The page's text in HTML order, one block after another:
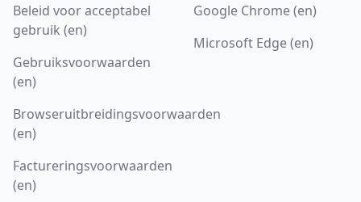
Beleid voor acceptabel
gebruik (en)
Gebruiksvoorwaarden
(en)
Browseruitbreidingsvoorwaarden
(en)
Factureringsvoorwaarden
(en)
Google Chrome (en)
Microsoft Edge (en)